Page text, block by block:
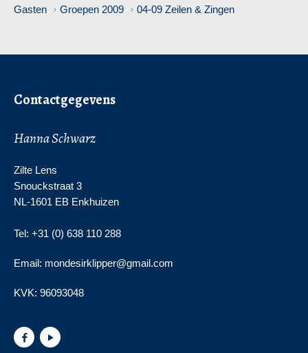
Gasten
Groepen 2009 04-09 Zeilen & Zingen
Contactgegevens
Hanna Schwarz
Zilte Lens
Snouckstraat 3
NL-1601 EB Enkhuizen
Tel: +31 (0) 638 110 288
Email: mondesirklipper@gmail.com
KVK: 96093048